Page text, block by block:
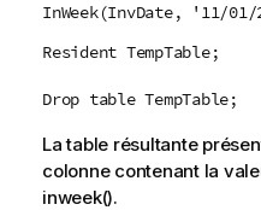
InWeek(InvDate, '11/01/
Resident TempTable;
Drop table TempTable;
La table résultante
colonne contenant la
inweek().